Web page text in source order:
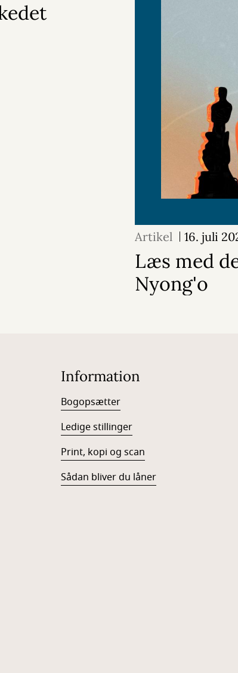
Artikel 16. juli
Læs med
Nyong'o
Information
Bogopsætter
Ledige stillinger
Print, kopi og scan
Sådan bliver du låner